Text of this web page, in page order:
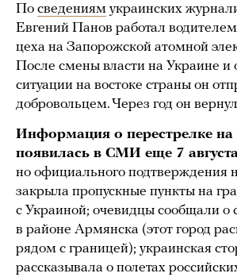
По сведениям украинских
Евгений Панов работал
цеха на Запорожской атомной
После смены власти на Украине и
ситуации на востоке страны он
добровольцем. Через год он
Информация о перестрелке на
появилась в СМИ еще 7
но официального подтверждения
закрыла пропускные пункты на
с Украиной; очевидцы сообщали о
в районе Армянска (этот город
рядом с границей); украинская
рассказывала о полетах